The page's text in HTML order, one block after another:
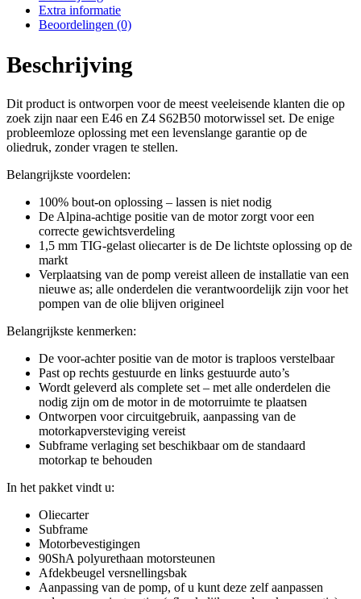
Extra informatie
Beoordelingen (0)
Beschrijving
Dit product is ontworpen voor de meest veeleisende klanten die op
zoek zijn naar een E46 en Z4 S62B50 motorwissel set. De enige
probleemloze oplossing met een levenslange garantie op de
oliedruk, zonder vragen te stellen.
Belangrijkste voordelen:
100% bout-on oplossing – lassen is niet nodig
De Alpina-achtige positie van de motor zorgt voor een
correcte gewichtsverdeling
1,5 mm TIG-gelast oliecarter is de De lichtste oplossing op de
markt
Verplaatsing van de pomp vereist alleen de installatie van een
nieuwe as; alle onderdelen die verantwoordelijk zijn voor het
pompen van de olie blijven origineel
Belangrijkste kenmerken:
De voor-achter positie van de motor is traploos verstelbaar
Past op rechts gestuurde en links gestuurde auto’s
Wordt geleverd als complete set – met alle onderdelen die
nodig zijn om de motor in de motorruimte te plaatsen
Ontworpen voor circuitgebruik, aanpassing van de
motorkapversteviging vereist
Subframe verlaging set beschikbaar om de standaard
motorkap te behouden
In het pakket vindt u:
Oliecarter
Subframe
Motorbevestigingen
90ShA polyurethaan motorsteunen
Afdekbeugel versnellingsbak
Aanpassing van de pomp, of u kunt deze zelf aanpassen